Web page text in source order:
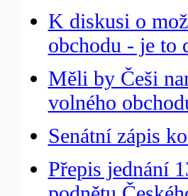
K diskusi o
obchodu - je to
Měli by Češi
volného
Senátní zápis
Přepis jednání